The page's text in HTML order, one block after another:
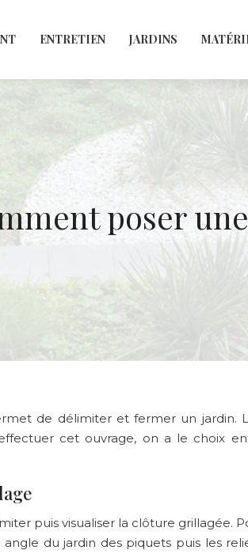
ENTRETIEN JARDINS
poser
de délimiter et fermer un jardin.
cet ouvrage, on a le choix
puis visualiser la clôture grillagée.
du jardin des piquets puis les